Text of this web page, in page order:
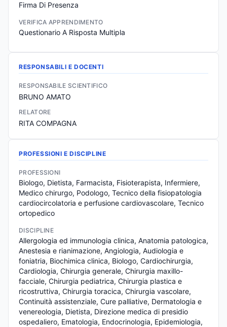
Firma Di Presenza
VERIFICA APPRENDIMENTO
Questionario A Risposta Multipla
RESPONSABILI E DOCENTI
RESPONSABILE SCIENTIFICO
BRUNO AMATO
RELATORE
RITA COMPAGNA
PROFESSIONI E DISCIPLINE
PROFESSIONI
Biologo, Dietista, Farmacista, Fisioterapista, Infermiere,
Medico chirurgo, Podologo, Tecnico della fisiopatologia
cardiocircolatoria e perfusione cardiovascolare, Tecnico
ortopedico
DISCIPLINE
Allergologia ed immunologia clinica, Anatomia patologica,
Anestesia e rianimazione, Angiologia, Audiologia e
foniatria, Biochimica clinica, Biologo, Cardiochirurgia,
Cardiologia, Chirurgia generale, Chirurgia maxillo-
facciale, Chirurgia pediatrica, Chirurgia plastica e
ricostruttiva, Chirurgia toracica, Chirurgia vascolare,
Continuità assistenziale, Cure palliative, Dermatologia e
venereologia, Dietista, Direzione medica di presidio
ospedaliero, Ematologia, Endocrinologia, Epidemiologia,